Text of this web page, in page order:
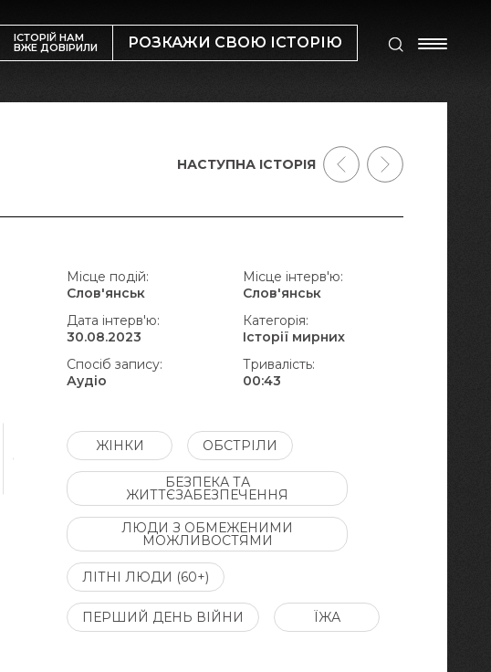
ІСТОРІЙ НАМ
ВЖЕ ДОВІРИЛИ РОЗКАЖИ СВОЮ ІСТОРІЮ
Місце подій:
Слов'янськ
Місце інтерв'ю:
Слов'янськ
Дата інтерв'ю:
30.08.2023
Категорія:
Історії мирних
Спосіб запису:
Аудіо
Тривалість:
00:43
ЖІНКИ ОБСТРІЛИ
БЕЗПЕКА ТА
ЖИТТЄЗАБЕЗПЕЧЕННЯ
ЛЮДИ З ОБМЕЖЕНИМИ
МОЖЛИВОСТЯМИ
ЛІТНІ ЛЮДИ (60+)
ПЕРШИЙ ДЕНЬ ВІЙНИ ЇЖА
НАСТУПНА ІСТОРІЯ